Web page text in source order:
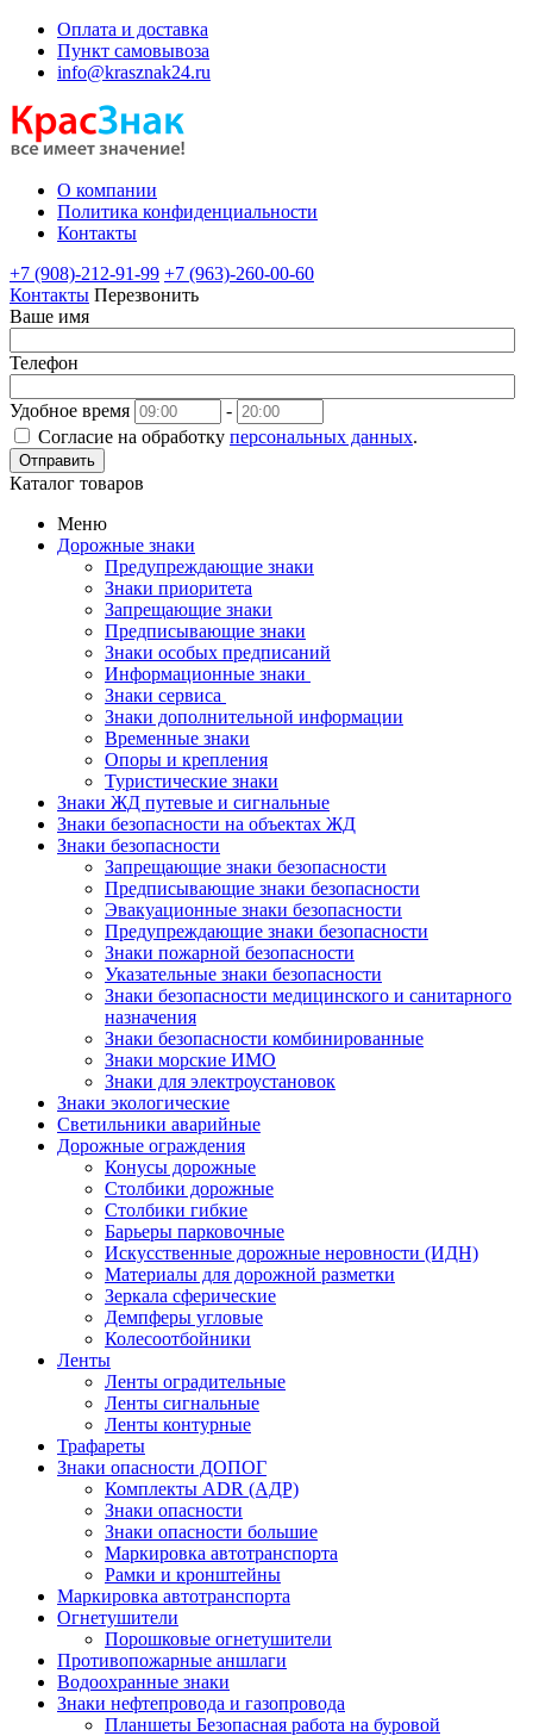
Оплата и доставка
Пункт самовывоза
info@krasznak24.ru
О компании
Политика конфиденциальности
Контакты
+7 (908)-212-91-99 +7 (963)-260-00-60
Контакты Перезвонить
Ваше имя
Телефон
Удобное время
-
Согласие на обработку персональных данных.
Отправить
Каталог товаров
Меню
Дорожные знаки
Предупреждающие знаки
Знаки приоритета
Запрещающие знаки
Предписывающие знаки
Знаки особых предписаний
Информационные знаки
Знаки сервиса
Знаки дополнительной информации
Временные знаки
Опоры и крепления
Туристические знаки
Знаки ЖД путевые и сигнальные
Знаки безопасности на объектах ЖД
Знаки безопасности
Запрещающие знаки безопасности
Предписывающие знаки безопасности
Эвакуационные знаки безопасности
Предупреждающие знаки безопасности
Знаки пожарной безопасности
Указательные знаки безопасности
Знаки безопасности медицинского и санитарного
назначения
Знаки безопасности комбинированные
Знаки морские ИМО
Знаки для электроустановок
Знаки экологические
Светильники аварийные
Дорожные ограждения
Конусы дорожные
Столбики дорожные
Столбики гибкие
Барьеры парковочные
Искусственные дорожные неровности (ИДН)
Материалы для дорожной разметки
Зеркала сферические
Демпферы угловые
Колесоотбойники
Ленты
Ленты оградительные
Ленты сигнальные
Ленты контурные
Трафареты
Знаки опасности ДОПОГ
Комплекты ADR (АДР)
Знаки опасности
Знаки опасности большие
Маркировка автотранспорта
Рамки и кронштейны
Маркировка автотранспорта
Огнетушители
Порошковые огнетушители
Противопожарные аншлаги
Водоохранные знаки
Знаки нефтепровода и газопровода
Планшеты Безопасная работа на буровой